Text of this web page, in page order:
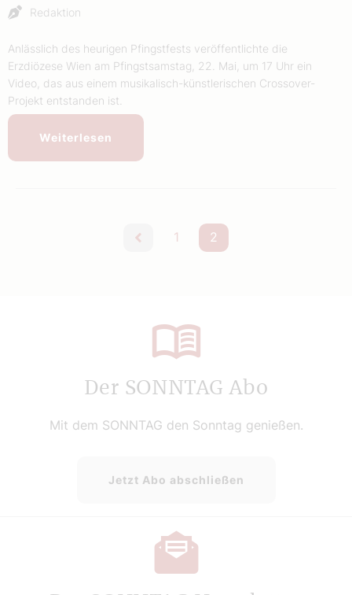
Redaktion
Anlässlich des heurigen Pfingstfests veröffentlichte die
Erzdiözese Wien am Pfingstsamstag, 22. Mai, um 17 Uhr ein
Video, das aus einem musikalisch-künstlerischen Crossover-
Projekt entstanden ist.
Weiterlesen
vorherige
1 2
Der SONNTAG Abo
Mit dem SONNTAG den Sonntag genießen.
Jetzt Abo abschließen